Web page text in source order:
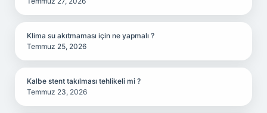
Klima su akıtmaması için ne yapmalı ?
Temmuz 25, 2026
Kalbe stent takılması tehlikeli mi ?
Temmuz 23, 2026